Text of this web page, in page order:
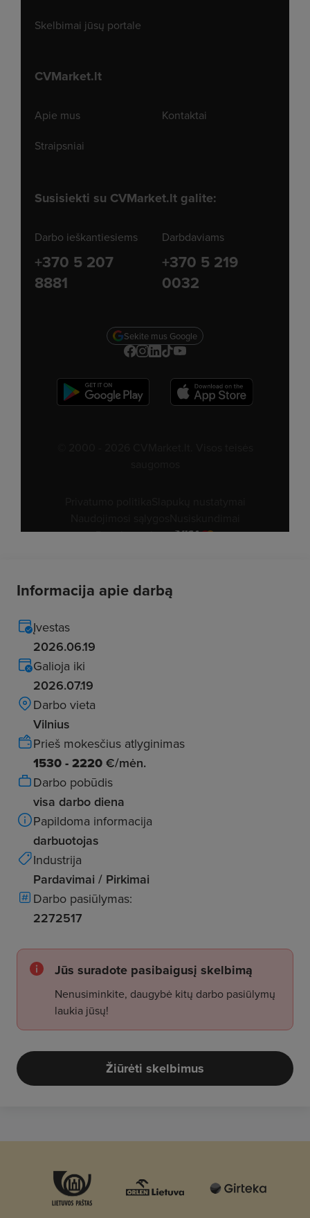
Informacija apie darbą
Įvestas
2026.06.19
Galioja iki
2026.07.19
Darbo vieta
Vilnius
Prieš mokesčius atlyginimas
1530 - 2220 €/mėn.
Darbo pobūdis
visa darbo diena
Papildoma informacija
darbuotojas
Industrija
Pardavimai / Pirkimai
Darbo pasiūlymas:
2272517
Jūs suradote pasibaigusį skelbimą
Nenusiminkite, daugybė kitų darbo pasiūlymų
laukia jūsų!
Žiūrėti skelbimus